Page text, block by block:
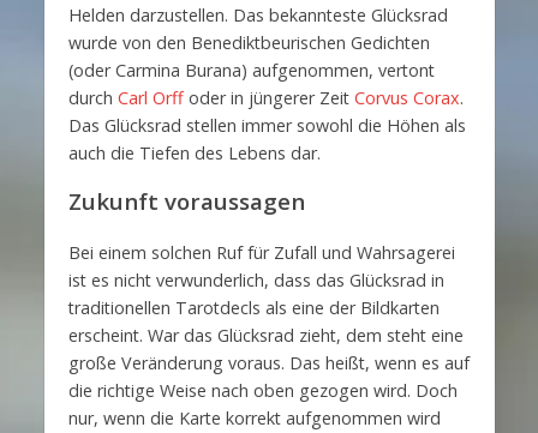
Helden darzustellen. Das bekannteste Glücksrad
wurde von den Benediktbeurischen Gedichten
(oder Carmina Burana) aufgenommen, vertont
durch Carl Orffoder in jüngerer Zeit Corvus Corax.
Das Glücksrad stellen immer sowohl die Höhen als
auch die Tiefen des Lebens dar.
Zukunft voraussagen
Bei einem solchen Ruf für Zufall und Wahrsagerei
ist es nicht verwunderlich, dass das Glücksrad in
traditionellen Tarotdecls als eine der Bildkarten
erscheint. War das Glücksrad zieht, dem steht eine
große Veränderung voraus. Das heißt, wenn es auf
die richtige Weise nach oben gezogen wird. Doch
nur, wenn die Karte korrekt aufgenommen wird